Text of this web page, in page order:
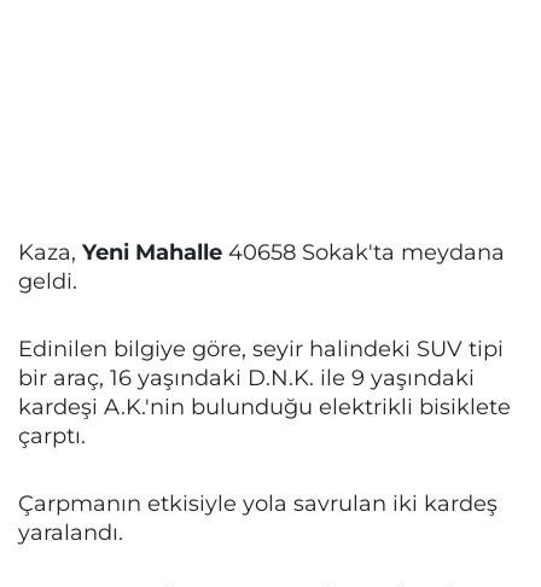
Kaza, Yeni Mahalle 40658 Sokak'ta meydana
geldi.
Edinilen bilgiye göre, seyir halindeki SUV tipi
bir araç, 16 yaşındaki D.N.K. ile 9 yaşındaki
kardeşi A.K.'nin bulunduğu elektrikli bisiklete
çarptı.
Çarpmanın etkisiyle yola savrulan iki kardeş
yaralandı.